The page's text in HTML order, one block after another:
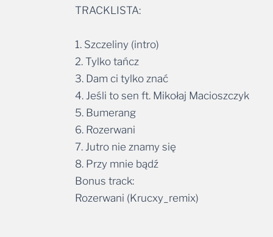
TRACKLISTA:
1. Szczeliny (intro)
2. Tylko tańcz
3. Dam ci tylko znać
4. Jeśli to sen ft. Mikołaj Macioszczyk
5. Bumerang
6. Rozerwani
7. Jutro nie znamy się
8. Przy mnie bądź
Bonus track:
Rozerwani (Krucxy_remix)